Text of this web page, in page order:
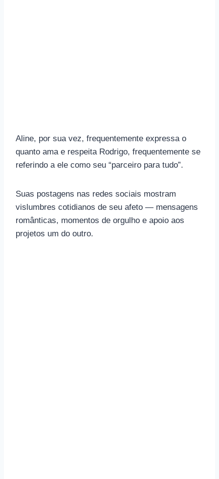
Aline, por sua vez, frequentemente expressa o
quanto ama e respeita Rodrigo, frequentemente se
referindo a ele como seu “parceiro para tudo”.
Suas postagens nas redes sociais mostram
vislumbres cotidianos de seu afeto — mensagens
românticas, momentos de orgulho e apoio aos
projetos um do outro.